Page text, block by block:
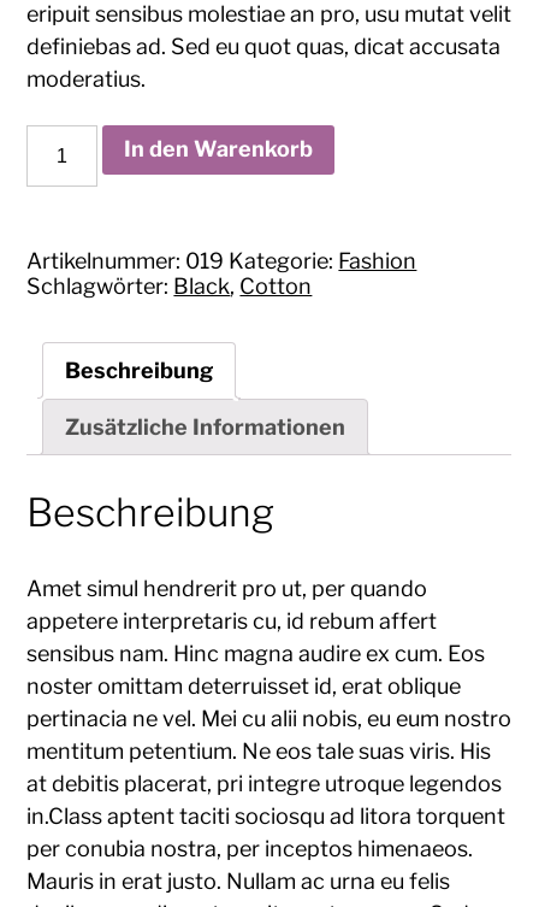
eripuit sensibus molestiae an pro, usu mutat velit
definiebas ad. Sed eu quot quas, dicat accusata
moderatius.
Urban
T-
In den Warenkorb
Artikelnummer: 019 Kategorie: Fashion
Schlagwörter: Black, Cotton
Beschreibung
Zusätzliche Informationen
Beschreibung
Amet simul hendrerit pro ut, per quando
appetere interpretaris cu, id rebum affert
sensibus nam. Hinc magna audire ex cum. Eos
noster omittam deterruisset id, erat oblique
pertinacia ne vel. Mei cu alii nobis, eu eum nostro
mentitum petentium. Ne eos tale suas viris. His
at debitis placerat, pri integre utroque legendos
in.Class aptent taciti sociosqu ad litora torquent
per conubia nostra, per inceptos himenaeos.
Mauris in erat justo. Nullam ac urna eu felis